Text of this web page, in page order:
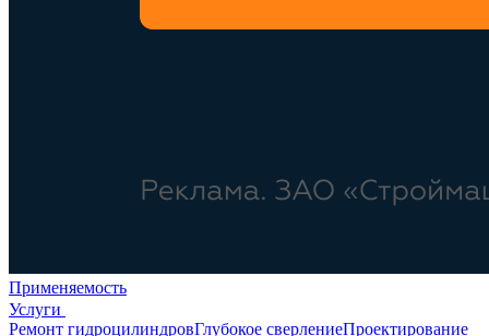
Применяемость
Услуги
Ремонт гидроцилиндровГлубокое сверлениеПроектирование